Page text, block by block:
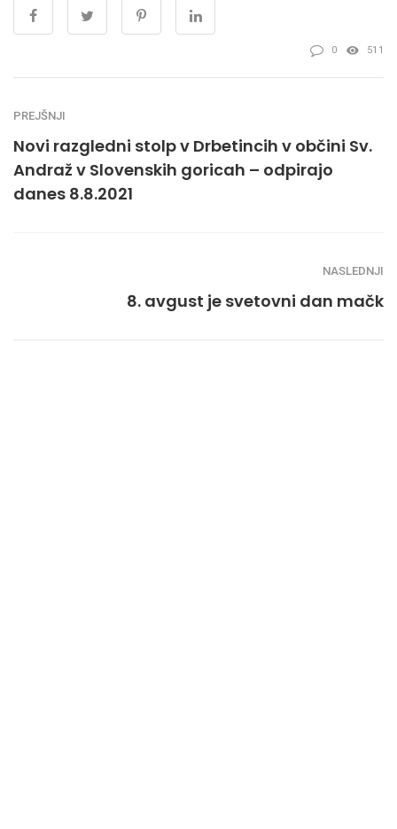
0 511
PREJŠNJI
Novi razgledni stolp v Drbetincih v občini Sv.
Andraž v Slovenskih goricah – odpirajo
danes 8.8.2021
NASLEDNJI
8. avgust je svetovni dan mačk